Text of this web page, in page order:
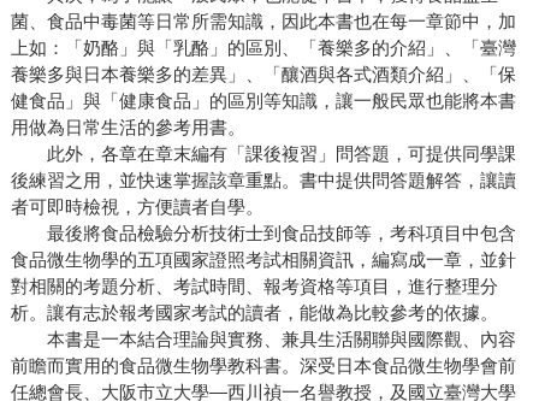
菌、食品中毒菌等日常所需知識，因此本書也在每一章節中，加
上如：「奶酪」與「乳酪」的區別、「養樂多的介紹」、「臺灣
養樂多與日本養樂多的差異」、「釀酒與各式酒類介紹」、「保
健食品」與「健康食品」的區別等知識，讓一般民眾也能將本書
用做為日常生活的參考用書。
此外，各章在章末編有「課後複習」問答題，可提供同學課
後練習之用，並快速掌握該章重點。書中提供問答題解答，讓讀
者可即時檢視，方便讀者自學。
最後將食品檢驗分析技術士到食品技師等，考科項目中包含
食品微生物學的五項國家證照考試相關資訊，編寫成一章，並針
對相關的考題分析、考試時間、報考資格等項目，進行整理分
析。讓有志於報考國家考試的讀者，能做為比較參考的依據。
本書是一本結合理論與實務、兼具生活關聯與國際觀、內容
前瞻而實用的食品微生物學教科書。深受日本食品微生物學會前
任總會長、大阪市立大學—西川禎一名譽教授，及國立臺灣大學